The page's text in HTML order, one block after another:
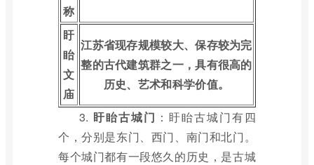
称
盱
眙
文
庙
江苏省现存规模较大、保存较为完
整的古代建筑群之一，具有很高的
历史、艺术和科学价值。
3. 盱眙古城门 ：盱眙古城门有四
个，分别是东门、西门、南门和北门。
每个城门都有一段悠久的历史，是古城